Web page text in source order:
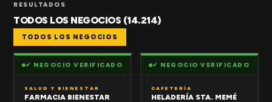
RESULTADOS
TODOS LOS NEGOCIOS (14.214)
TODOS LOS NEGOCIOS
✔ NEGOCIO VERIFICADO
SALUD Y BIENESTAR
FARMACIA BIENESTAR
✔ NEGOCIO VERIFICADO
CAFETERÍA
HELADERÍA STA. MEMÉ